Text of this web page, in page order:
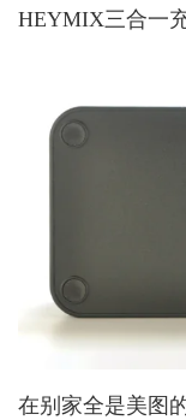
HEYMIX三合一
在别家全是美图